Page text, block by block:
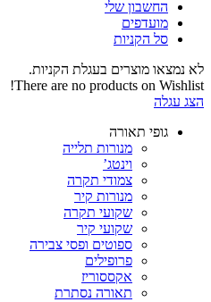
החשבון שלי‬
‫מועדפים‬‬
סל הקניות
לא נמצאו מוצרים בעגלת הקניות.
There are no products on Wishlist!
הצג עגלה
גופי תאורה
מנורות תלייה
וינטג’
צמודי תקרה
מנורות קיר
שקועי תקרה
שקועי קיר
ספוטים ופסי צבירה
פרופילים
אקססוריז
תאורה נסתרת